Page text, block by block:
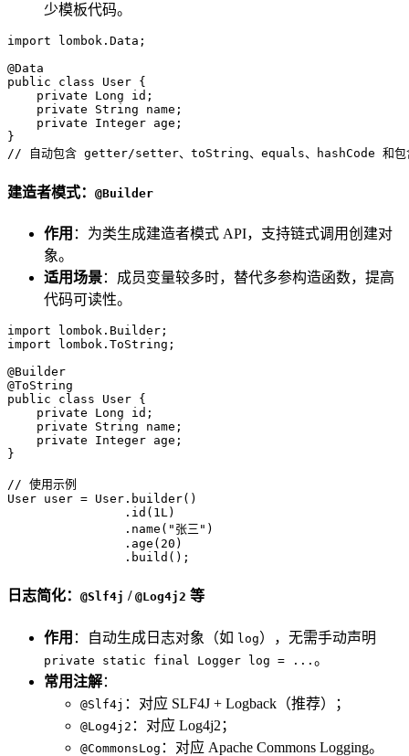
少模板代码。
import lombok.Data;
@Data
public
class User {
private Long id;
private String name;
private Integer age;
// 自动包含 getter/setter、toString、equals、hashCode 和
建造者模式： @Builder
作用 ：为类生成建造者模式 API，支持链式调用创建对
象。
适用场景：成员变量较多时，替代多参构造函数，提高
代码可读性。
import
import lombok.ToString;
@Builder
@ToString
public
class User {
private Long id;
private String name;
private Integer age;
}
// 使用示例
User user = User.builder()
                .id(
1L)
                .name(
"张三" )
                .age(
20 )
                .build();
日志简化： @Slf4j / @Log4j2 等
作用 ：自动生成日志对象（如 log），无需手动声明
private static final Logger log = ... 。
常用注解：
@Slf4j ：对应 SLF4J + Logback（推荐）；
@Log4j2 ：对应 Log4j2；
@CommonsLog ：对应 Apache Commons Logging。